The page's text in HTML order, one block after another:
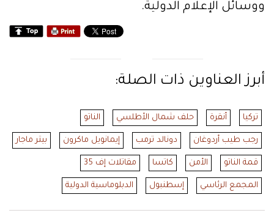
ووسائل الإعلام الدولية.
أبرز العناوين ذات الصلة:
تركيا أنقرة حلف شمال الأطلسي الناتو
رجب طيب أردوغان دونالد ترمب إيمانويل ماكرون بيتر ماجار
قمة الناتو الأمن كاتسا مقاتلات إف 35
المجمع الرئاسي إسطنبول الدبلوماسية الدولية